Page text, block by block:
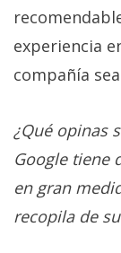
experiencia
compañía
¿Qué opinas
Google tiene
en gran
recopila de